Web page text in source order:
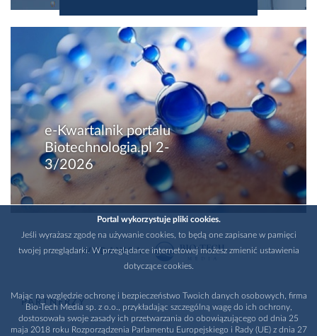
e-Kwartalnik portalu
Biotechnologia.pl 2-
3/2026
WYDAWCA
PARTNERZY
Portal wykorzystuje pliki cookies.
Jeśli wyrażasz zgodę na używanie cookies, to będą one zapisane w pamięci
twojej przeglądarki. W przeglądarce internetowej możesz zmienić ustawienia
dotyczące cookies.
Mając na względzie ochronę i bezpieczeństwo Twoich danych osobowych, firma
Bio-Tech Media sp. z o.o., przykładając szczególną wagę do ich ochrony,
dostosowała swoje zasady ich przetwarzania do obowiązującego od dnia 25
maja 2018 roku Rozporządzenia Parlamentu Europejskiego i Rady (UE) z dnia 27